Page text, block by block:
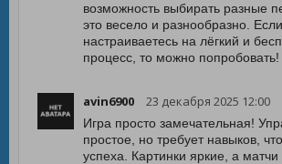
возможность выбирать разные
это весело и разнообразно. Если
настраиваетесь на лёгкий и
процесс, то можно попробовать!
avin6900 23 декабря 2025 12:00
Игра просто замечательная!
простое, но требует навыков,
успеха. Картинки яркие, а матчи